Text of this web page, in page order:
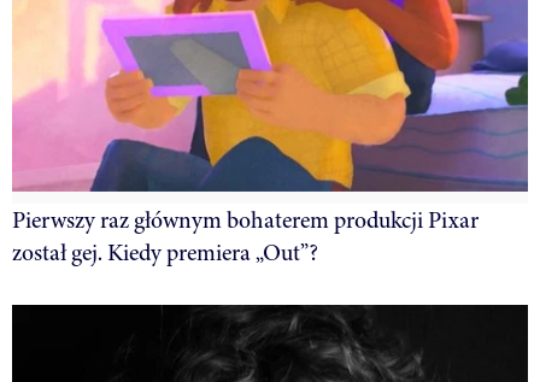
Pierwszy raz głównym bohaterem produkcji Pixar
został gej. Kiedy premiera „Out”?